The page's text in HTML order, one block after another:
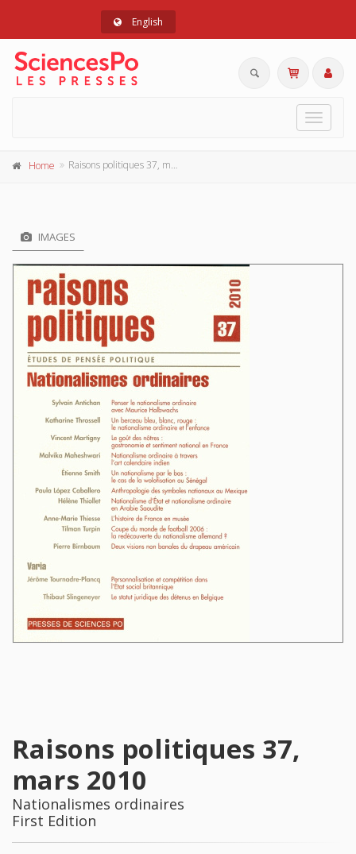
English
Toggle
Home Raisons politiques 37, mars 2010
IMAGES
Raisons politiques 37,
mars 2010
Nationalismes ordinaires
First Edition